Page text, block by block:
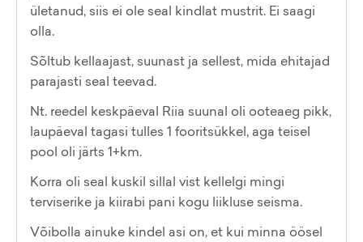
ületanud, siis ei ole seal kindlat mustrit. Ei saagi
olla.
Sõltub kellaajast, suunast ja sellest, mida ehitajad
parajasti seal teevad.
Nt. reedel keskpäeval Riia suunal oli ooteaeg pikk,
laupäeval tagasi tulles 1 fooritsükkel, aga teisel
pool oli järts 1+km.
Korra oli seal kuskil sillal vist kellelgi mingi
terviserike ja kiirabi pani kogu liikluse seisma.
Võibolla ainuke kindel asi on, et kui minna öösel